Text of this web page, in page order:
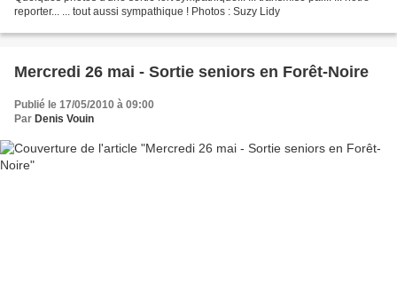
reporter... ... tout aussi sympathique ! Photos : Suzy Lidy
Mercredi 26 mai - Sortie seniors en Forêt-Noire
Publié le 17/05/2010 à 09:00
Par Denis Vouin